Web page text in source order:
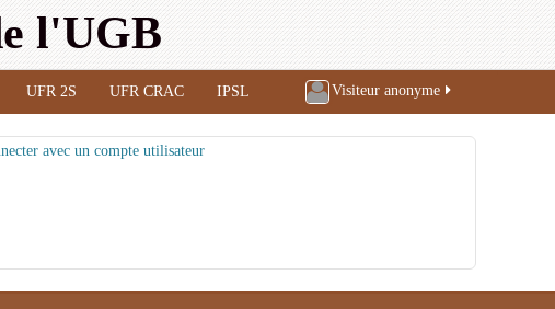
l'UGB
Visiteur anonyme
UFR 2S UFR CRAC IPSL
avec un compte utilisateur